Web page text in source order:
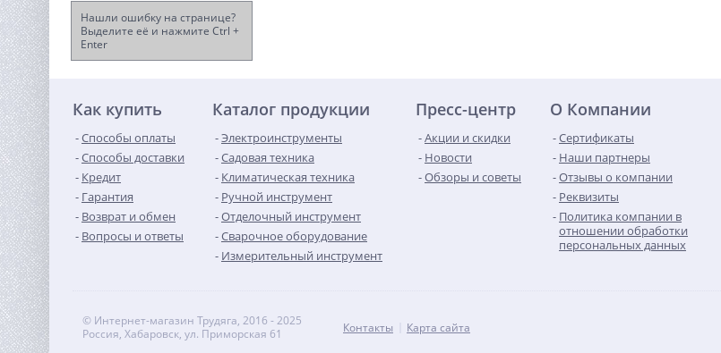
Угловая шлифовальная
машина акк. Greenworks
Нашли ошибку на странице?
Выделите её и нажмите Ctrl +
Enter
Как купить
Способы оплаты
Способы доставки
Кредит
Гарантия
Возврат и обмен
Вопросы и ответы
Каталог продукции
Электроинструменты
Садовая техника
Климатическая техника
Ручной инструмент
Отделочный инструмент
Сварочное оборудование
Измерительный инструмент
Пресс-центр
Акции и скидки
Новости
Обзоры и советы
О Компании
Сертификаты
Наши партнеры
Отзывы о компании
Реквизиты
Политика компании в
отношении обработки
персональных данных
© Интернет-магазин Трудяга, 2016 - 2025
Россия, Хабаровск, ул. Приморская 61
Контакты Карта сайта